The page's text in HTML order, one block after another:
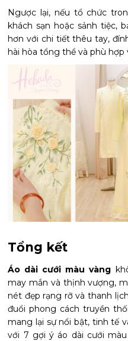
Ngược lại, nếu tổ chức
khách sạn hoặc sảnh tiệc,
hơn với chi tiết thêu tay,
hài hòa tổng thể và phù hợp
Tổng kết
Áo dài cưới màu vàng
may mắn và thịnh vượng,
nét đẹp rạng rỡ và thanh
đuổi phong cách truyền
mang lại sự nổi bật, tinh tế
với 7 gợi ý áo dài cưới